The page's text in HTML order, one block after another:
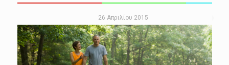
26 Απριλίου 2015